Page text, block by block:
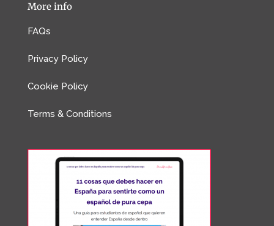
More info
FAQs
Privacy Policy
Cookie Policy
Terms & Conditions